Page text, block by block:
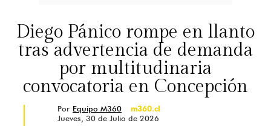
Diego Pánico rompe en llanto
tras advertencia de demanda
por multitudinaria
convocatoria en Concepción
Por Equipo M360
m360.cl
Jueves, 30 de Julio de 2026